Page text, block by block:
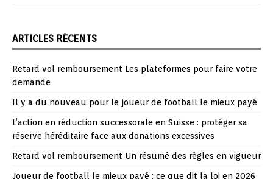
ARTICLES RÉCENTS
Retard vol remboursement Les plateformes pour faire votre
demande
Il y a du nouveau pour le joueur de football le mieux payé
L’action en réduction successorale en Suisse : protéger sa
réserve héréditaire face aux donations excessives
Retard vol remboursement Un résumé des règles en vigueur
Joueur de football le mieux payé : ce que dit la loi en 2026